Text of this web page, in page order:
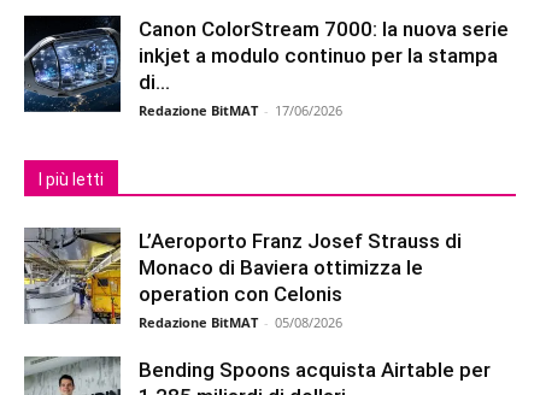
Canon ColorStream 7000: la nuova serie
inkjet a modulo continuo per la stampa
di...
Redazione BitMAT - 17/06/2026
I più letti
L’Aeroporto Franz Josef Strauss di
Monaco di Baviera ottimizza le
operation con Celonis
Redazione BitMAT - 05/08/2026
Bending Spoons acquista Airtable per